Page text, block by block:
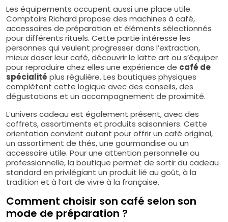
Les équipements occupent aussi une place utile.
Comptoirs Richard propose des machines à café,
accessoires de préparation et éléments sélectionnés
pour différents rituels. Cette partie intéresse les
personnes qui veulent progresser dans l’extraction,
mieux doser leur café, découvrir le latte art ou s’équiper
pour reproduire chez elles une expérience de café de
spécialité plus régulière. Les boutiques physiques
complètent cette logique avec des conseils, des
dégustations et un accompagnement de proximité.
L’univers cadeau est également présent, avec des
coffrets, assortiments et produits saisonniers. Cette
orientation convient autant pour offrir un café original,
un assortiment de thés, une gourmandise ou un
accessoire utile. Pour une attention personnelle ou
professionnelle, la boutique permet de sortir du cadeau
standard en privilégiant un produit lié au goût, à la
tradition et à l’art de vivre à la française.
Comment choisir son café selon son
mode de préparation ?